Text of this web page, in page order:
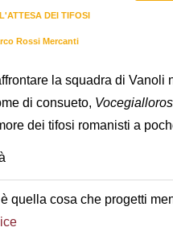
L'ATTESA DEI TIFOSI
Rossi Mercanti
la squadra di
di consueto,
dei tifosi romanisti a
quella cosa che progetti